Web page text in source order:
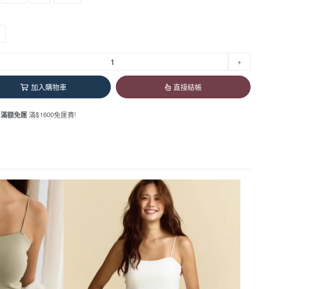
+
加入購物車 直接結帳
滿額免運滿$1600免運費!